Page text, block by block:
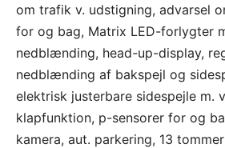
om trafik v. udstigning, advarsel
for og bag, Matrix LED-forlygter
nedblænding, head-up-display,
nedblænding af bakspejl og
elektrisk justerbare sidespejle m.
klapfunktion, p-sensorer for og
kamera, aut. parkering, 13